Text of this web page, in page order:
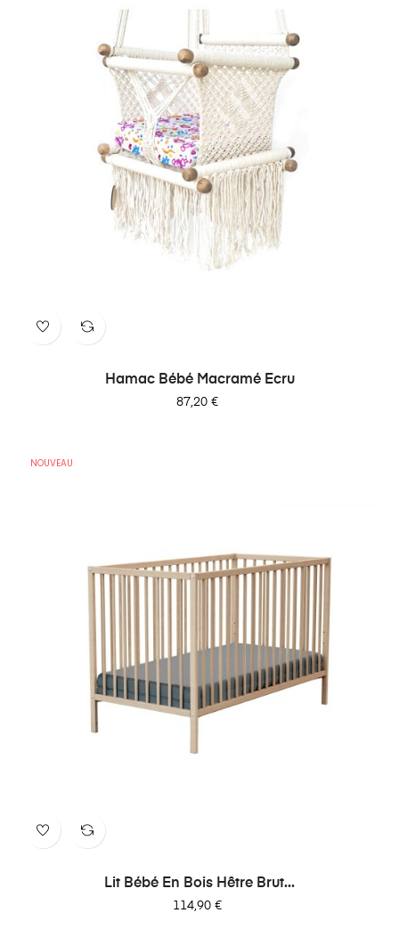
Hamac Bébé Macramé Ecru
Prix
87,20 €
NOUVEAU
Lit Bébé En Bois Hêtre Brut...
Prix
114,90 €